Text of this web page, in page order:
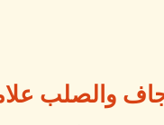
والصلب